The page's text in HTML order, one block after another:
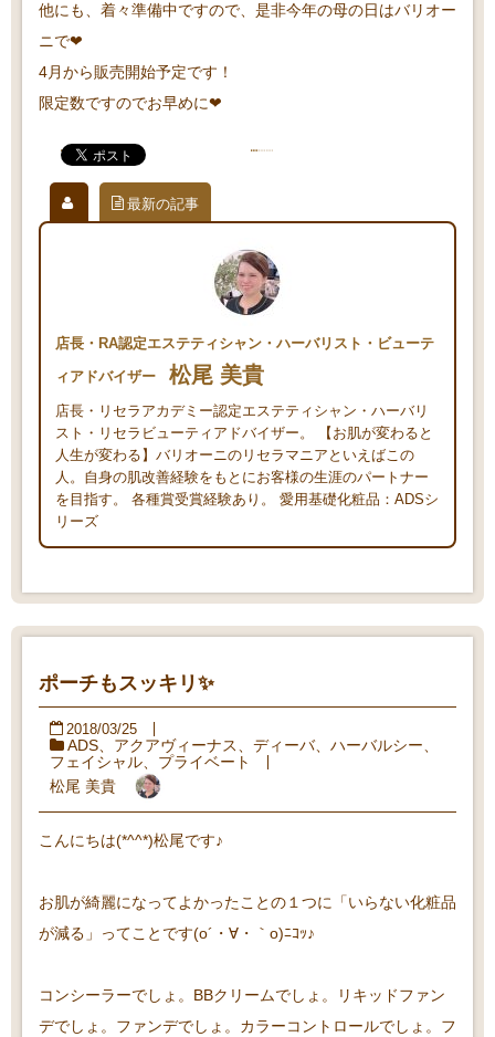
他にも、着々準備中ですので、是非今年の母の日はバリオー
ニで❤
4月から販売開始予定です！
限定数ですのでお早めに❤
最新の記事
店長・RA認定エステティシャン・ハーバリスト・ビューテ
ィアドバイザー
松尾 美貴
店長・リセラアカデミー認定エステティシャン・ハーバリ
スト・リセラビューティアドバイザー。 【お肌が変わると
人生が変わる】バリオーニのリセラマニアといえばこの
人。自身の肌改善経験をもとにお客様の生涯のパートナー
を目指す。 各種賞受賞経験あり。 愛用基礎化粧品：ADSシ
リーズ
ポーチもスッキリ✨
2018/03/25
ADS アクアヴィーナス ディーバ、 ハーバルシー
フェイシャル、 プライベート
松尾 美貴
こんにちは(*^^*)松尾です♪
お肌が綺麗になってよかったことの１つに「いらない化粧品
が減る」ってことです(o´・∀・｀o)ﾆｺｯ♪
コンシーラーでしょ。BBクリームでしょ。リキッドファン
デでしょ。ファンデでしょ。カラーコントロールでしょ。フ